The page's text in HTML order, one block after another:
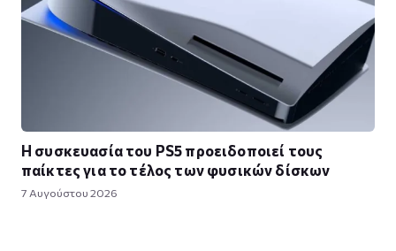
Η συσκευασία του PS5 προειδοποιεί τους
παίκτες για το τέλος των φυσικών δίσκων
7 Αυγούστου 2026